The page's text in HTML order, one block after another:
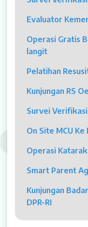
Sunday Clinic
Dokter Spesialis
Dokter Umum
Pelayanan
Rawat Jalan
Rawat Inap
Kamar Operasi
Evaluator
Operasi Gratis
langit
Pelatihan
Kunjungan RS
Survei Verifikasi
On Site MCU
Operasi
Smart Parent
Kunjungan
DPR-RI